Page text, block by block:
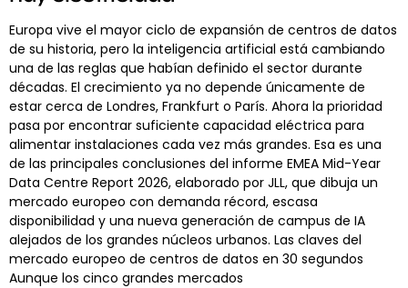
Europa vive el mayor ciclo de expansión de centros de datos
de su historia, pero la inteligencia artificial está cambiando
una de las reglas que habían definido el sector durante
décadas. El crecimiento ya no depende únicamente de
estar cerca de Londres, Frankfurt o París. Ahora la prioridad
pasa por encontrar suficiente capacidad eléctrica para
alimentar instalaciones cada vez más grandes. Esa es una
de las principales conclusiones del informe EMEA Mid-Year
Data Centre Report 2026, elaborado por JLL, que dibuja un
mercado europeo con demanda récord, escasa
disponibilidad y una nueva generación de campus de IA
alejados de los grandes núcleos urbanos. Las claves del
mercado europeo de centros de datos en 30 segundos
Aunque los cinco grandes mercados